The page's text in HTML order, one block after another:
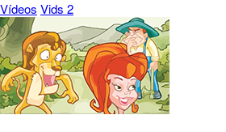
Vídeos Vids 2